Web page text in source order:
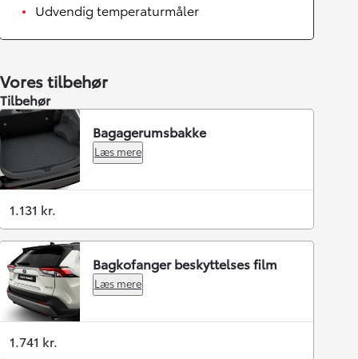
Udvendig temperaturmåler
Vores tilbehør
Tilbehør
Bagagerumsbakke
Læs mere
1.131 kr.
Bagkofanger beskyttelses film
Læs mere
1.741 kr.